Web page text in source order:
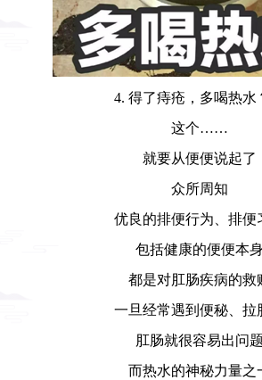
4. 得了痔疮，多喝热水
这个……
就要从便便说起了
众所周知
优良的排便行为、排便
包括健康的便便本
都是对肛肠疾病的救
一旦经常遇到便秘、拉
肛肠就很容易出问题
而热水的神秘力量之